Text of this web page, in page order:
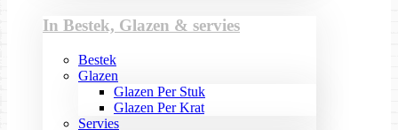
In Bestek, Glazen & servies
Bestek
Glazen
Glazen Per Stuk
Glazen Per Krat
Servies